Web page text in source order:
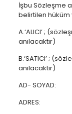
İşbu Sözleşme
belirtilen hüküm
A.‘ALICI’ ;
anılacaktır)
B.‘SATICI’ ;
anılacaktır)
AD- SOYAD:
ADRES: